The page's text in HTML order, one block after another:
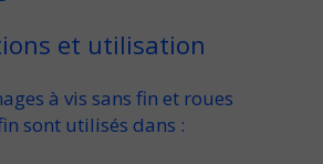
et utilisation
à vis sans fin et roues
sont utilisés dans :